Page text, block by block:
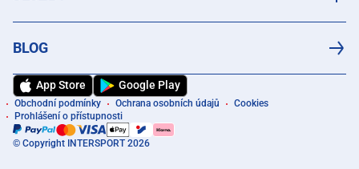
BLOG
App Store Google Play
Obchodní podmínky Ochrana osobních údajů
Cookies
Prohlášení o přístupnosti
© Copyright INTERSPORT 2026